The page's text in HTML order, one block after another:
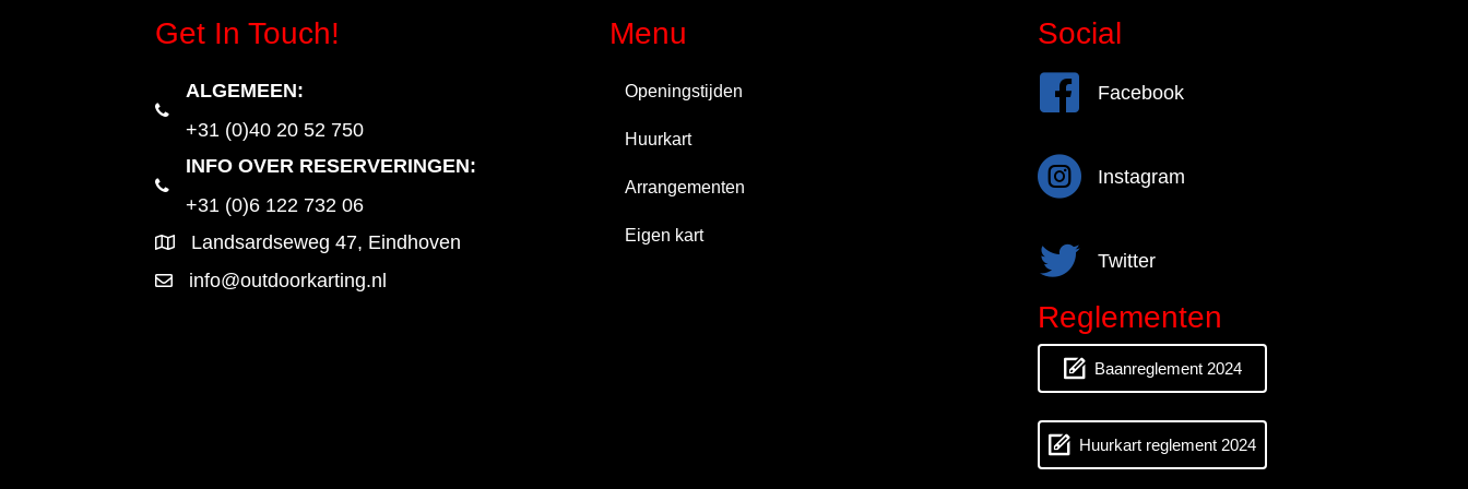
Get In Touch!
ALGEMEEN:
+31 (0)40 20 52 750
INFO OVER RESERVERINGEN:
+31 (0)6 122 732 06
Landsardseweg 47, Eindhoven
info@outdoorkarting.nl
Menu
Openingstijden
Huurkart
Arrangementen
Eigen kart
Social
FacebookFacebook
InstagramInstagram
Twitter Twitter
Reglementen
Baanreglement 2024
Huurkart reglement 2024